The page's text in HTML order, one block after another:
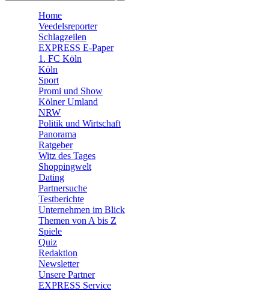
🛒 Shoppingwelt
Home
Veedelsreporter
Schlagzeilen
EXPRESS E-Paper
1. FC Köln
Köln
Sport
Promi und Show
Kölner Umland
NRW
Politik und Wirtschaft
Panorama
Ratgeber
Witz des Tages
Shoppingwelt
Dating
Partnersuche
Testberichte
Unternehmen im Blick
Themen von A bis Z
Spiele
Quiz
Redaktion
Newsletter
Unsere Partner
EXPRESS Service